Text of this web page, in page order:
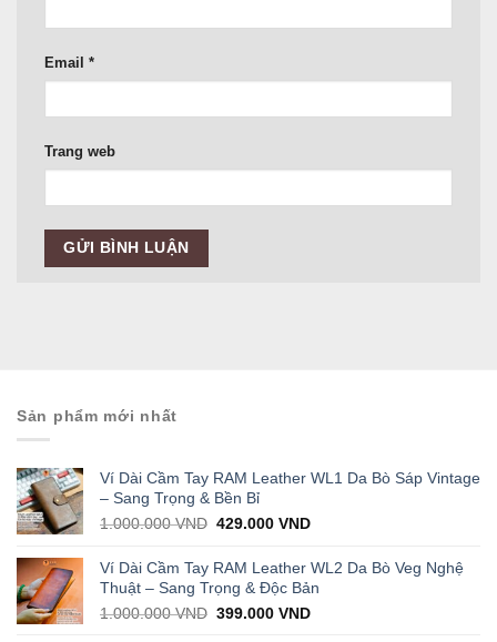
Email *
Trang web
Sản phẩm mới nhất
Ví Dài Cầm Tay RAM Leather WL1 Da Bò Sáp Vintage
– Sang Trọng & Bền Bỉ
1.000.000VND Original
was:
1.000.000 VND.
429.000VNDCurrent
is:
429.000 VND.
Ví Dài Cầm Tay RAM Leather WL2 Da Bò Veg Nghệ
Thuật – Sang Trọng & Độc Bản
1.000.000VND Original
399.000VNDCurrent